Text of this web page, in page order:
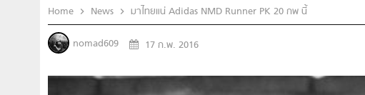
Home News มาไทยแน่ Adidas NMD Runner PK 20 กพ นี้
nomad609 17 ก.พ. 2016